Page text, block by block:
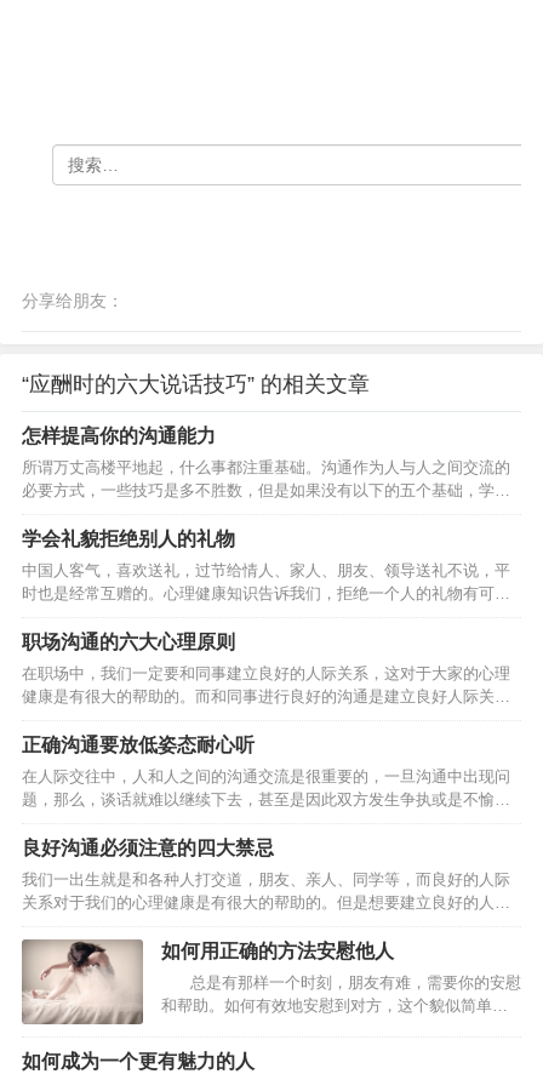
分享给朋友：
“应酬时的六大说话技巧” 的相关文章
怎样提高你的沟通能力
所谓万丈高楼平地起，什么事都注重基础。沟通作为人与人之间交流的
必要方式，一些技巧是多不胜数，但是如果没有以下的五个基础，学再
多的技巧，也是白搭，根本就发挥不出来，甚至影响的是自己的心理健
康。那么，怎样提高沟通能力呢？ 多读 所谓多读就是要博览群书，无论
什么方面的书你都有看，通过读书来获取你没有经历过的经验并不断积
累使你掌握各种知识点，为沟通打下坚实的语言和文字基础。 多看 所谓
多看就是通过经常上互联网看资讯以及通过看电视、看电影、看报纸、
看杂志来获取当今社会的热点信息，为沟通冷场时找话茬…
学会礼貌拒绝别人的礼物
中国人客气，喜欢送礼，过节给情人、家人、朋友、领导送礼不说，平
时也是经常互赠的。心理健康知识告诉我们，拒绝一个人的礼物有可能
会给他带来心理方面的不良影响，因此我们要学会如何拒绝别人的礼
物？ 一是要婉言相告。受赠人应该采用委婉的、不失礼貌的语言，向赠
送者暗示自己难以接受对方的礼品。比如，当对方向自己赠送手机时，
可告知：“我已经有一台了，谢谢。”当一位男士送舞票给一位小姐，而对
方打算回绝时，可以这么说：“今晚我男朋友也要请我跳舞，而且我们已
经有约在先了。” 二是可采取直言缘由法，也就是直截了当而…
职场沟通的六大心理原则
在职场中，我们一定要和同事建立良好的人际关系，这对于大家的心理
健康是有很大的帮助的。而和同事进行良好的沟通是建立良好人际关系
的基础，因此，大家在与人沟通的时候，一定要注意以下的六大原则。
一、讲出来 尤其是坦白的讲出来你内心的感受、感情、痛苦、想法和期
望，但绝对不是批评、责备、抱怨、攻击。 二、不攻击对方 不批评、不
责备、不抱怨、不攻击、不说教批评、责备、抱怨、攻击这些都是的刽
子手，只会使事情恶化。 三、互相尊重 只有给予对方尊重才有沟通，若
对方不尊重你时，你也要适当的请求对方的尊重…
正确沟通要放低姿态耐心听
在人际交往中，人和人之间的沟通交流是很重要的，一旦沟通中出现问
题，那么，谈话就难以继续下去，甚至是因此双方发生争执或是不愉
快。因此，想要建立自己良好的人际关系，掌握好沟通的原则是很重要
的。 第一、沟通时舍弃你的自尊心 无谓的自尊和自傲只会成为沟通的绊
脚石，因此，至少应当在沟通的时候舍弃自己所谓的自尊心。不要说出
“我的自尊心不允许我……”这样的话，这只会让沟通无法进行下去。 第
二、沟通时放低姿态 “我说的才是对的”，这种态度只会导致沟通关系的
恶化，让沟通无法进行下去。在进行沟通的时候，要尽…
良好沟通必须注意的四大禁忌
我们一出生就是和各种人打交道，朋友、亲人、同学等，而良好的人际
关系对于我们的心理健康是有很大的帮助的。但是想要建立良好的人际
关系，首先就要和别人良好的沟通，因此以下的四大禁忌是大家需要注
意的。 第一，老是重复别人的话。 鹦鹉学舌虽然可爱，可若是听久了，
难免觉得枯燥无趣。如果总是解释或重复他人说过的话，比如人家说“这
部电视真好看”,你也说“是啊，非常好看”,会让人觉得缺乏实质性内容。这
时不妨加一些评价，比如“女主角的造型非常新颖”,或者提出相反的观
点，打开话匣子。 第二，语气平淡、没有感情。…
如何用正确的方法安慰他人
总是有那样一个时刻，朋友有难，需要你的安慰
和帮助。如何有效地安慰到对方，这个貌似简单的
同的困惑。我们随着年龄的增长，人世的变迁，遇
如何成为一个更有魅力的人